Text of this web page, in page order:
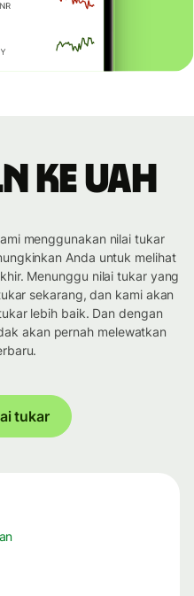
ke UAH
menggunakan nilai tukar
Anda untuk melihat
Menunggu nilai tukar yang
sekarang, dan kami akan
lebih baik. Dan dengan
akan pernah melewatkan
tukar